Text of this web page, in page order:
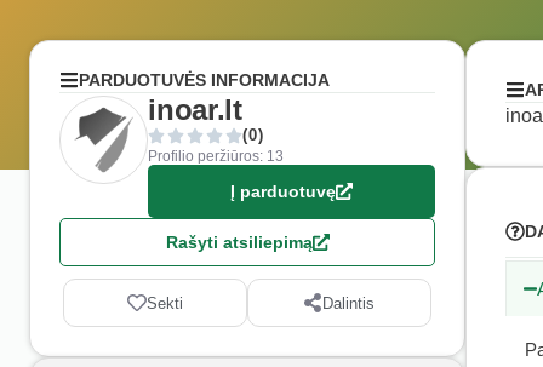
PARDUOTUVĖS INFORMACIJA
inoar.lt
(0)
Profilio peržiūros: 13
Į parduotuvę
Rašyti atsiliepimą
Sekti Dalintis